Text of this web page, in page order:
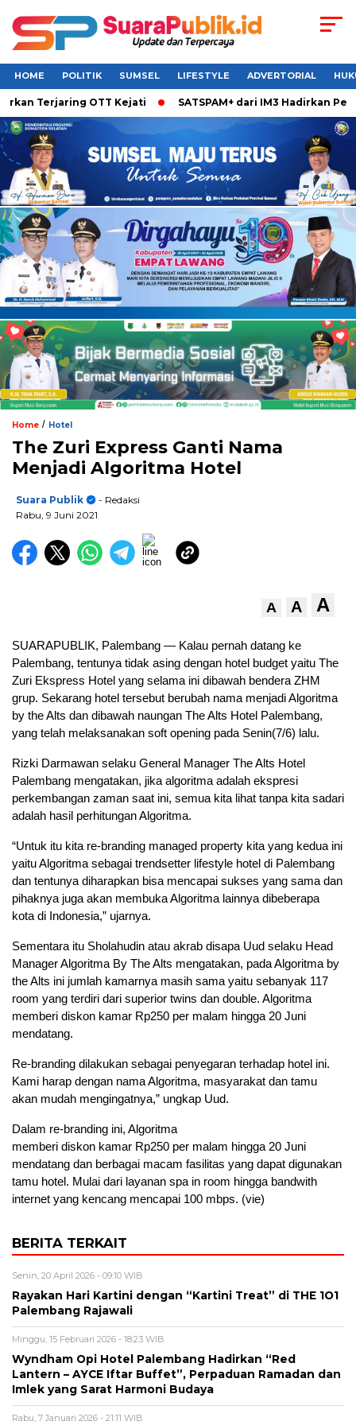
HOME POLITIK SUMSEL LIFESTYLE ADVERTORIAL
Terjaring OTT Kejati SATSPAM+ dari IM3 Hadirkan
Home / Hotel
The Zuri Express Ganti Nama
Menjadi Algoritma Hotel
Suara Publik
- Redaksi
Rabu, 9 Juni 2021
A A A
SUARAPUBLIK, Palembang — Kalau pernah datang ke
Palembang, tentunya tidak asing dengan hotel budget yaitu The
Zuri Ekspress Hotel yang selama ini dibawah bendera ZHM
grup. Sekarang hotel tersebut berubah nama menjadi Algoritma
by the Alts dan dibawah naungan The Alts Hotel Palembang,
yang telah melaksanakan soft opening pada Senin(7/6) lalu.
Rizki Darmawan selaku General Manager The Alts Hotel
Palembang mengatakan, jika algoritma adalah ekspresi
perkembangan zaman saat ini, semua kita lihat tanpa kita sadari
adalah hasil perhitungan Algoritma.
“Untuk itu kita re-branding managed property kita yang kedua ini
yaitu Algoritma sebagai trendsetter lifestyle hotel di Palembang
dan tentunya diharapkan bisa mencapai sukses yang sama dan
pihaknya juga akan membuka Algoritma lainnya dibeberapa
kota di Indonesia,” ujarnya.
Sementara itu Sholahudin atau akrab disapa Uud selaku Head
Manager Algoritma By The Alts mengatakan, pada Algoritma by
the Alts ini jumlah kamarnya masih sama yaitu sebanyak 117
room yang terdiri dari superior twins dan double. Algoritma
memberi diskon kamar Rp250 per malam hingga 20 Juni
mendatang.
Re-branding dilakukan sebagai penyegaran terhadap hotel ini.
Kami harap dengan nama Algoritma, masyarakat dan tamu
akan mudah mengingatnya,” ungkap Uud.
Dalam re-branding ini, Algoritma
memberi diskon kamar Rp250 per malam hingga 20 Juni
mendatang dan berbagai macam fasilitas yang dapat digunakan
tamu hotel. Mulai dari layanan spa in room hingga bandwith
internet yang kencang mencapai 100 mbps. (vie)
BERITA TERKAIT
Senin, 20 April 2026 - 09:10 WIB
Rayakan Hari Kartini dengan “Kartini Treat” di THE 1O1
Palembang Rajawali
Minggu, 15 Februari 2026 - 18:23 WIB
Wyndham Opi Hotel Palembang Hadirkan “Red
Lantern – AYCE Iftar Buffet”, Perpaduan Ramadan dan
Imlek yang Sarat Harmoni Budaya
Rabu, 7 Januari 2026 - 21:11 WIB